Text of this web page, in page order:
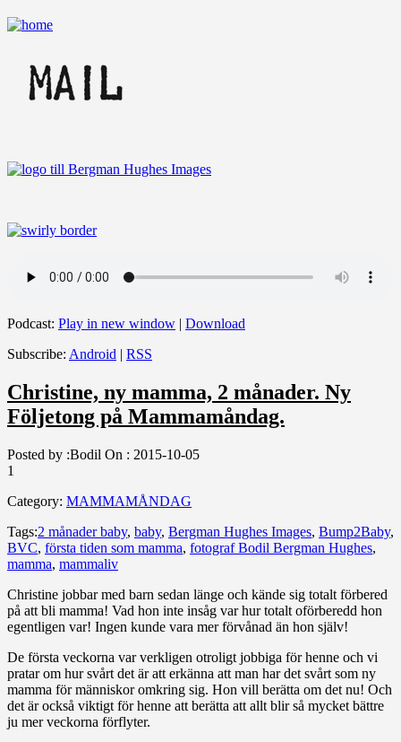
Podcast: Play in new window | Download
Subscribe: Android | RSS
Christine, ny mamma, 2 månader. Ny
Följetong på Mammamåndag.
Posted by :Bodil On : 2015-10-05
1
Category: MAMMAMÅNDAG
Tags:2 månader baby, baby, Bergman Hughes Images, Bump2Baby,
BVC, första tiden som mamma, fotograf Bodil Bergman Hughes,
mamma, mammaliv
Christine jobbar med barn sedan länge och kände sig totalt förbered
på att bli mamma! Vad hon inte insåg var hur totalt oförberedd hon
egentligen var! Ingen kunde vara mer förvånad än hon själv!
De första veckorna var verkligen otroligt jobbiga för henne och vi
pratar om hur svårt det är att erkänna att man har det svårt som ny
mamma för människor omkring sig. Hon vill berätta om det nu! Och
det är också viktigt för henne att berätta att allt blir så mycket bättre
ju mer veckorna förflyter.